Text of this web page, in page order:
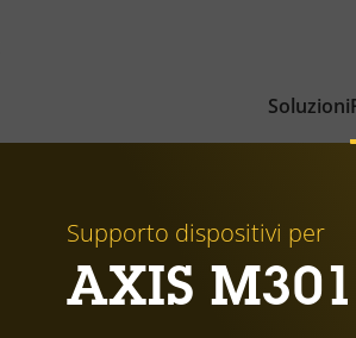
Soluzioni
Supporto dispositivi per
AXIS